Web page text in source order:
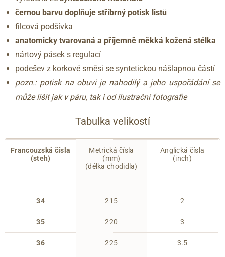
černou barvu doplňuje stříbrný potisk listů
filcová podšívka
anatomicky tvarovaná a příjemně měkká kožená stélka
nártový pásek s regulací
podešev z korkové směsi se syntetickou nášlapnou částí
pozn.: potisk na obuvi je nahodilý a jeho uspořádání se
může lišit jak v páru, tak i od ilustrační fotografie
Tabulka velikostí
Francouzská čísla
(steh)
34
35
36
Metrická čísla
(mm)
(délka chodidla)
215
220
225
Anglická čísla
(inch)
2
3
3.5